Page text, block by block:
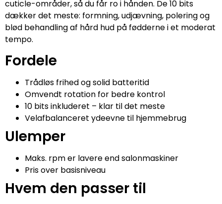
cuticle-områder, så du får ro i hånden. De 10 bits
dækker det meste: formning, udjævning, polering og
blød behandling af hård hud på fødderne i et moderat
tempo.
Fordele
Trådløs frihed og solid batteritid
Omvendt rotation for bedre kontrol
10 bits inkluderet – klar til det meste
Velafbalanceret ydeevne til hjemmebrug
Ulemper
Maks. rpm er lavere end salonmaskiner
Pris over basisniveau
Hvem den passer til